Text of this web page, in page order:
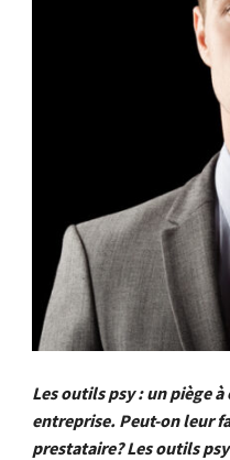
Les outils psy : un piège
entreprise. Peut-on leur
prestataire? Les outils